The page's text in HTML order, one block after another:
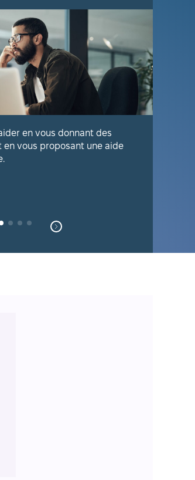
en vous donnant des
vous proposant une aide